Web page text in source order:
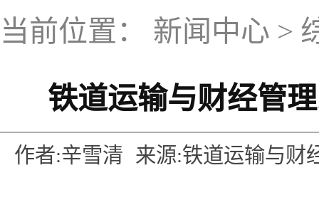
当前位置： 新闻中心 >
铁道运输与财经管
作者:辛雪清 来源:铁道运输与财